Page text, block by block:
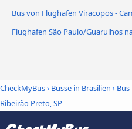
Bus von Flughafen Viracopos -
Flughafen São Paulo/Guarulhos
CheckMyBus› Busse in Brasilien › Bus
Ribeirão Preto, SP